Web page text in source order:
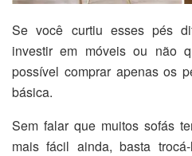
Se você curtiu esses pés
investir em móveis ou não
possível comprar apenas os
básica.
Sem falar que muitos sofás
mais fácil ainda, basta